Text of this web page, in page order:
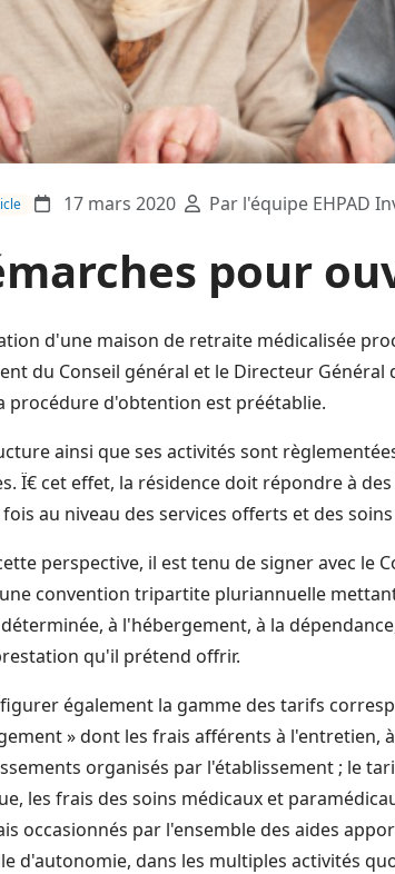
17 mars 2020 Par l'équipe EHPAD
pour
d'une maison de retraite médicalisée
du Conseil général et le Directeur Général
procédure d'obtention est préétablie.
ainsi que ses activités sont
Ï€ cet effet, la résidence doit répondre à
fois au niveau des services offerts et des
perspective, il est tenu de signer avec le
convention tripartite pluriannuelle
à l'hébergement, à la
qu'il prétend offrir.
également la gamme des tarifs
» dont les frais afférents à l'entretien,
organisés par l'établissement ; le
les frais des soins médicaux et
occasionnés par l'ensemble des aides
d'autonomie, dans les multiples activités